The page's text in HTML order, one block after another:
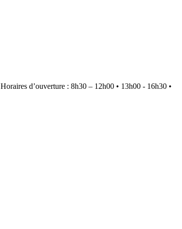
Horaires d’ouverture : 8h30 – 12h00 • 13h00 - 16h30 •